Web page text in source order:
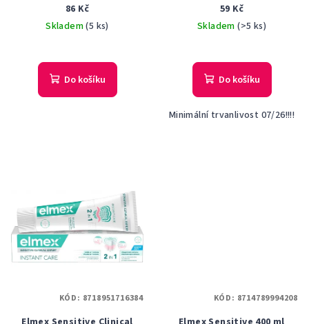
75ml
86 Kč
Skladem(5 ks)
hodnocení
produktu
Do košíku
skloviny, 75 ml
59 Kč
Skladem(>5 ks)
hodnocení
produktu
z
Do košíku
Minimální trvanlivost 07/26!!!!
KÓD: 8718951716384 KÓD: 8714789994208